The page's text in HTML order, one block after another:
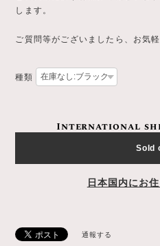
します。
ご質問等がございましたら、お気
種類
International
Sold
日本国内にお
通報する